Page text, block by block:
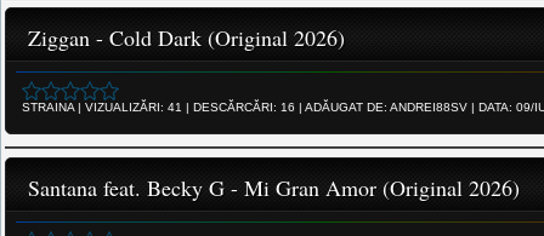
Ziggan - Cold Dark (Original 2026)
STRAINA| VIZUALIZĂRI: 41 | DESCĂRCĂRI: 16 | ADĂUGAT DE: ANDREI88SV | DATA: 09/
Santana feat. Becky G - Mi Gran Amor (Original 2026)